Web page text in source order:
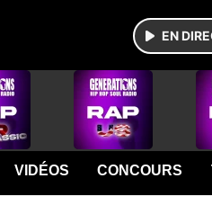
EN
VIDÉOS CONCOURS